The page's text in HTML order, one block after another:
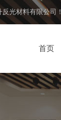
光材料有限公司！
首页